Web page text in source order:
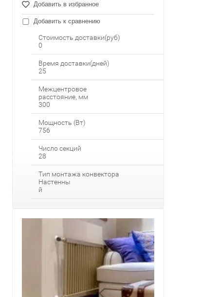
Добавить в избранное
Добавить к сравнению
Стоимость доставки(руб)
0
Время доставки(дней)
25
Межцентровое
расстояние, мм
300
Мощность (Вт)
756
Число секций
28
Тип монтажа конвектора
Настенны
й